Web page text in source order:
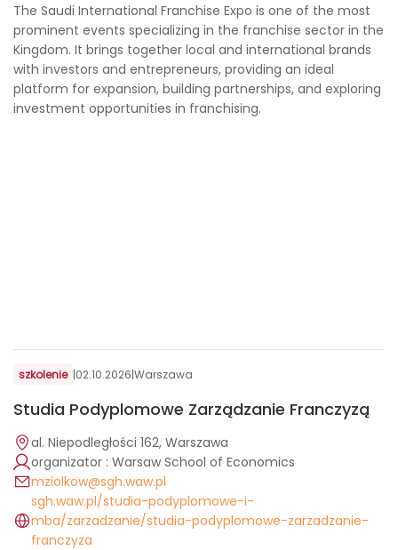
The Saudi International Franchise Expo is one of the most
prominent events specializing in the franchise sector in the
Kingdom. It brings together local and international brands
with investors and entrepreneurs, providing an ideal
platform for expansion, building partnerships, and exploring
investment opportunities in franchising.
szkolenie |02.10.2026|Warszawa
Studia Podyplomowe Zarządzanie Franczyzą
al. Niepodległości 162, Warszawa
organizator : Warsaw School of Economics
mziolkow@sgh.waw.pl
sgh.waw.pl/studia-podyplomowe-i-
mba/zarzadzanie/studia-podyplomowe-zarzadzanie-
franczyza